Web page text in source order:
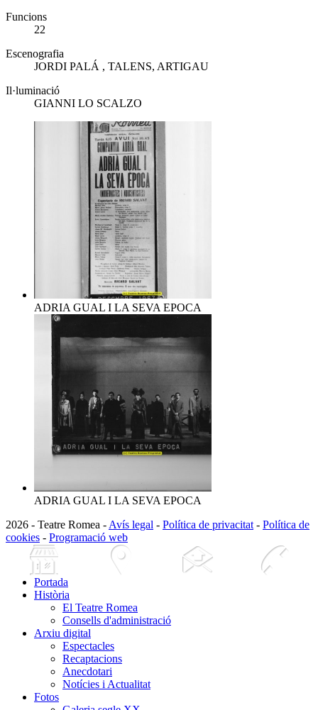
Funcions
22
Escenografia
JORDI PALÁ , TALENS, ARTIGAU
Il·luminació
GIANNI LO SCALZO
ADRIA GUAL I LA SEVA EPOCA
ADRIA GUAL I LA SEVA EPOCA
2026 - Teatre Romea - Avís legal - Política de privacitat - Política de
cookies - Programació web
Portada
Història
El Teatre Romea
Consells d'administració
Arxiu digital
Espectacles
Recaptacions
Anecdotari
Notícies i Actualitat
Fotos